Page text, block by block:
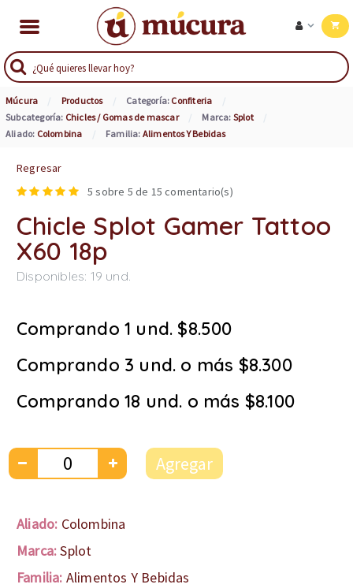
Múcura Productos Categoría: Confiteria
Subcategoría: Chicles / Gomas de mascar Marca: Splot
Aliado: Colombina Familia: Alimentos Y Bebidas
Regresar
5 sobre 5 de 15 comentario(s)
Chicle Splot Gamer Tattoo
X60 18p
Disponibles: 19 und.
Comprando 1 und. $8.500
Comprando 3 und. o más $8.300
Comprando 18 und. o más $8.100
Agregar
Aliado: Colombina
Marca:Splot
Familia: Alimentos Y Bebidas